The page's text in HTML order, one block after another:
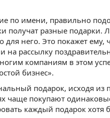
по имени, правильно
получат разные подарки.
него. Это покажет ему,
на рассылку
компаниям в этом
бизнес».
подарок, исходя из
чаще покупают
каждый подарок хотя